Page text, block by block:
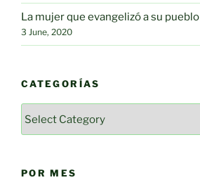
La mujer que evangelizó a su pueblo
3 June, 2020
CATEGORÍAS
POR MES